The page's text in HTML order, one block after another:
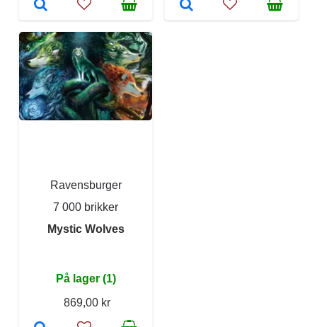
Ravensburger
7 000 brikker
Mystic Wolves
På lager (1)
869,00 kr